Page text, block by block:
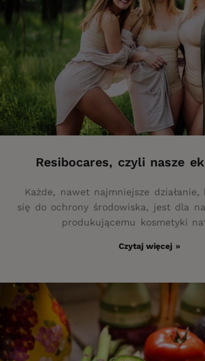
Resibocares, czyli nasze
Każde, nawet najmniejsze działanie,
się do ochrony środowiska, jest dla
produkującemu kosmetyki
Czytaj więcej »